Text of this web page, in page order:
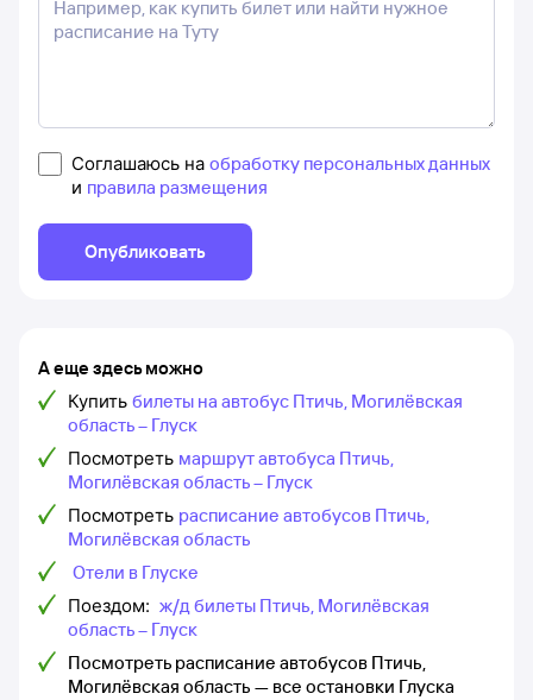
Соглашаюсь на обработку персональных данных
и правила размещения
Опубликовать
А еще здесь можно
Купить билеты на автобус Птичь, Могилёвская
область – Глуск
Посмотреть маршрут автобуса Птичь,
Могилёвская область – Глуск
Посмотреть расписание автобусов Птичь,
Могилёвская область
Отели в Глуске
Поездом: ж/д билеты Птичь, Могилёвская
область – Глуск
Посмотреть расписание автобусов Птичь,
Могилёвская область — все остановки Глуска